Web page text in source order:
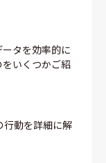
タを効率的に
いくつかご紹
行動を詳細に解